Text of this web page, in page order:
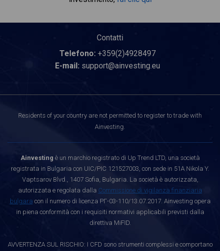
Contatti
Telefono: +359(2)4928497
E-mail: support@ainvesting.eu
Residents of your country are not permitted to register to trade with
Ainvesting.
Ainvesting è un marchio registrato di Up Trend LTD, una società
registrata in Bulgaria con UIC/PIC 121527003, con sede in 51A Nikola Y.
Vaptsarov Blvd., 1407 Sofia, Bulgaria. La società è autorizzata,
autorizzata e regolata dalla Commissione di vigilanza finanziaria
bulgara con il numero di licenza РГ-03-110/13.07.2017. Ainvesting opera
in piena conformità con i requisiti normativi applicabili previsti dalla
direttiva MiFID.
AVVERTENZA SUL RISCHIO: I CFD sono strumenti complessi e comportano